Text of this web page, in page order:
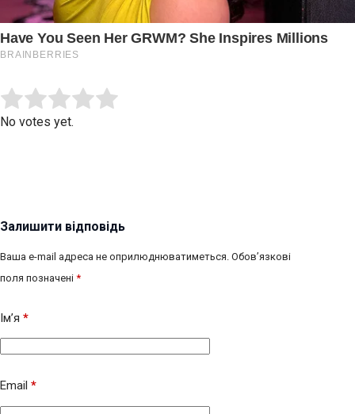
Rate this item:
No votes yet.
Залишити відповідь
Ваша e-mail адреса не оприлюднюватиметься. Обов’язкові
поля позначені *
Ім’я *
Email *